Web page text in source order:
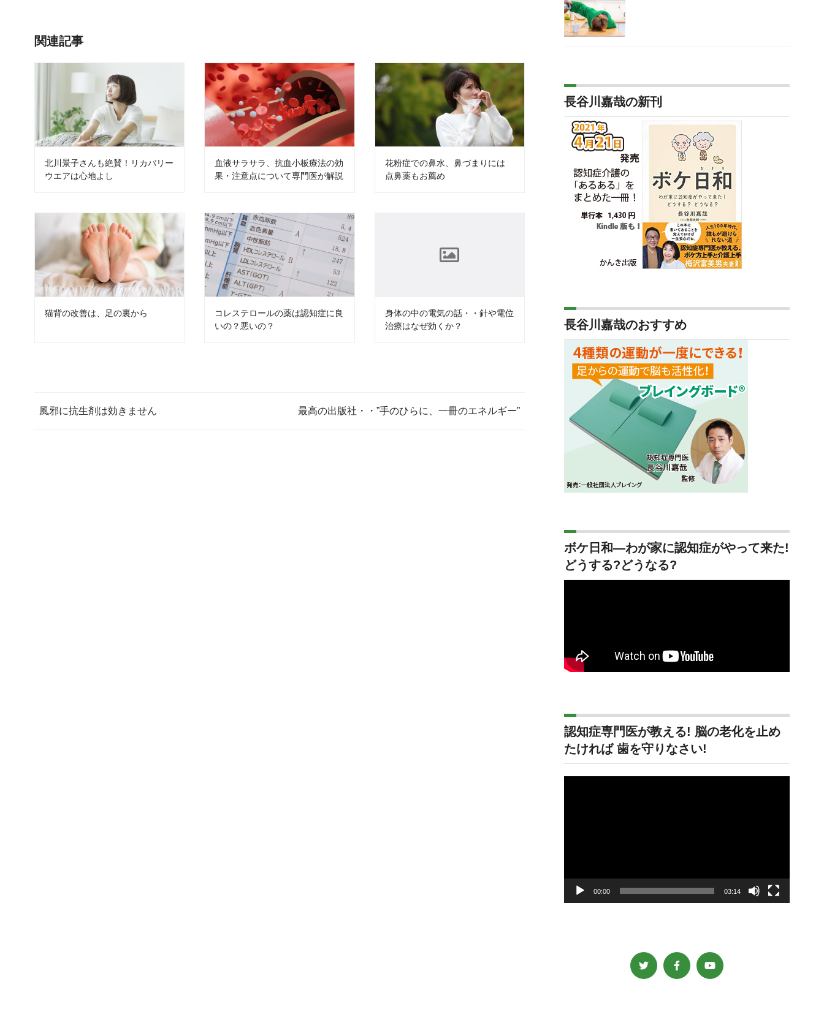
関連記事
北川景子さんも絶賛！リカバリー
ウエアは心地よし
血液サラサラ、抗血小板療法の効
果・注意点について専門医が解説
花粉症での鼻水、鼻づまりには
点鼻薬もお薦め
猫背の改善は、足の裏から
コレステロールの薬は認知症に良
いの？悪いの？
身体の中の電気の話・・針や電位
治療はなぜ効くか？
風邪に抗生剤は効きません 最高の出版社・・”手のひらに、一冊のエネルギー”
長谷川嘉哉の新刊
長谷川嘉哉のおすすめ
ボケ日和―わが家に認知症がやって来た!
どうする?どうなる?
認知症専門医が教える! 脳の老化を止め
たければ 歯を守りなさい!
00:00 03:14